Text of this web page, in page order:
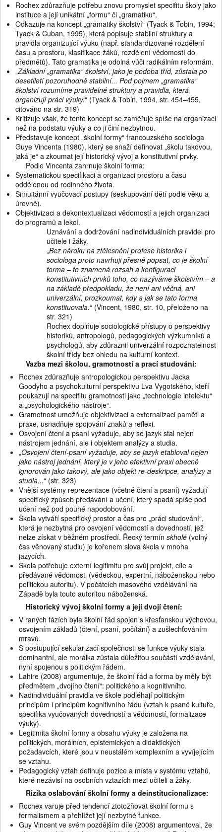
Rochex zdůrazňuje potřebu znovu promyslet specifitu školy jako
instituce a její unikátní „formu“ či „gramatiku“.
Odkazuje na koncept „gramatiky školství“ (Tyack & Tobin, 1994;
Tyack & Cuban, 1995), která popisuje stabilní struktury a
pravidla organizující výuku (např. standardizované rozdělení
času a prostoru, klasifikace žáků, rozdělení vědomostí do
předmětů). Tato gramatika je odolná vůči radikálním reformám.
„Základní „gramatika“ školství, jako je podoba tříd, zůstala po
desetiletí pozoruhodně stabilní... Pod pojmem „gramatika“
školství rozumíme pravidelné struktury a pravidla, která
organizují práci výuky.“ (Tyack & Tobin, 1994, str. 454–455,
citováno na str. 319)
Kritizuje však, že tento koncept se zaměřuje spíše na organizaci
než na podstatu výuky a co ji činí nezbytnou.
Představuje koncept „školní formy“ francouzského sociologa
Guye Vincenta (1980), který se snaží definovat „školu takovou,
jaká je“ a zkoumat její historický vývoj a konstitutivní prvky.
Podle Vincenta zahrnuje školní forma:
Systematickou specifikaci a organizaci prostoru a času
oddělenou od rodinného života.
Simultánní vyučovací postupy (seskupování dětí podle věku a
úrovně).
Objektivizaci a dekontextualizaci vědomostí a jejich organizaci
do programů a lekcí.
Uznávání a dodržování nadindividuálních pravidel pro
učitele i žáky.
„Bez nároku na ztělesnění profese historika i
sociologa proto navrhuji přesně popsat, co je školní
forma – to znamená rozsah a konfiguraci
konstitutivních prvků toho, co nazýváme školstvím – a
na základě předpokladu, že není ani věčná, ani
univerzální, prozkoumat, kdy a jak se tato forma
konstituovala.“ (Vincent, 1980, str. 10, přeloženo na
str. 321)
Rochex doplňuje sociologické přístupy o perspektivy
historiků, antropologů, pedagogických výzkumníků a
psychologů, aby zdůraznil univerzální rozpoznatelnost
školní třídy bez ohledu na kulturní kontext.
Vazba mezi školou, gramotností a prací studování:
Rochex zdůrazňuje antropologickou perspektivu Jacka
Goodyho a psychokulturní perspektivu Lva Vygotského, kteří
poukazují na specifitu gramotnosti jako „technologie intelektu“
a „psychologického nástroje“.
Gramotnost umožňuje objektivizaci a externalizaci paměti a
praxe, usnadňuje spojování znaků a reflexi.
Osvojení čtení a psaní vyžaduje, aby se jazyk stal nejen
nástrojem jednání, ale i objektem analýzy a studia.
„Osvojení čtení-psaní vyžaduje, aby se jazyk etabloval nejen
jako nástroj jednání, který je v jeho efektivní praxi obecně
ignorován jako takový, ale jako objekt re-deskripce, analýzy a
studia...“ (str. 323)
Vnější systémy reprezentace (včetně čtení a psaní) vyžadují
specifický způsob předávání a učení, který spadá spíše pod
učení než pod pouhé napodobování.
Škola vytváří specifický prostor a čas pro „práci studování“,
která je nezbytná pro osvojení vědomostí a dovedností, jež
nelze získat v běžném prostředí. Řecký termín skholé (volný
čas věnovaný studiu) je kořenem slova škola v mnoha
jazycích.
Škola potřebuje externí legitimitu pro svůj projekt, cíle a
předávané vědomosti (vědeckou, expertní, náboženskou nebo
politickou autoritu). V počátcích masového vzdělávání na
Západě byla touto autoritou náboženská.
Historický vývoj školní formy a její dvojí čtení:
V raných fázích byla školní řád spojen s křesťanskou výchovou,
osvojením základů (čtení, psaní, počítání) a zušlechťováním
mravů.
S postupující sekularizací společnosti se funkce výuky stala
dominantní, ale morálka zůstala důležitou součástí vzdělávání,
nyní spojenou s politickým řádem.
Lahire (2008) argumentuje, že školní řád a forma by měly být
předmětem „dvojího čtení“: politického a kognitivního.
Nadindividuální pravidla ve škole podléhají politickým
principům i principům kognitivního řádu (vztah k psané kultuře,
specifika vyučovaných dovedností a vědomostí, formalizace
výuky).
Legitimita školní formy a obsahu výuky je založena na
politických, morálních, epistemických a didaktických
požadavcích, které jsou v neustálém komplexním a vyvíjejícím
se vztahu.
Pedagogický vztah definuje pozice a místa v systému vztahů,
které nezávisí na osobních vztazích mezi učiteli a žáky.
Rizika oslabování školní formy a deinstitucionalizace:
Rochex varuje před tendencí ztotožňovat školní formu s
formalismem a přehlížet její nezbytné funkce.
Guy Vincent ve svém pozdějším díle (2008) argumentoval, že